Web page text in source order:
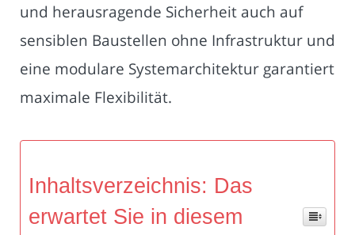
und herausragende Sicherheit auch auf
sensiblen Baustellen ohne Infrastruktur und
eine modulare Systemarchitektur garantiert
maximale Flexibilität.
Inhaltsverzeichnis: Das
erwartet Sie in diesem